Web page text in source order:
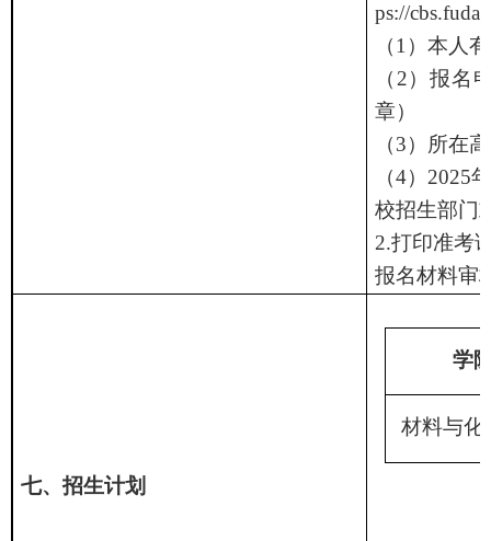
ps://
（1 ）本人
（ 2）报名
章）
（3）所在
（4） 2025
校招生部门
2.打印准考
报名材料审
七、招生计划
学
材料与化